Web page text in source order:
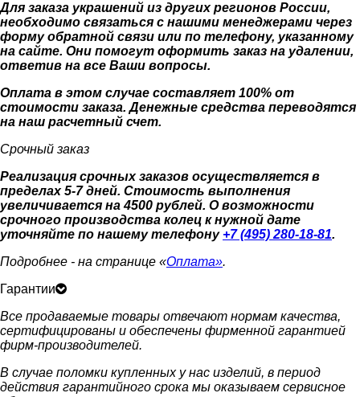
Для заказа украшений из других регионов России,
необходимо связаться с нашими менеджерами через
форму обратной связи или по телефону, указанному
на сайте. Они помогут оформить заказ на удалении,
ответив на все Ваши вопросы.
Оплата в этом случае составляет 100% от
стоимости заказа. Денежные средства переводятся
на наш расчетный счет.
Срочный заказ
Реализация срочных заказов осуществляется в
пределах 5-7 дней. Стоимость выполнения
увеличивается на 4500 рублей. О возможности
срочного производства колец к нужной дате
уточняйте по нашему телефону +7 (495) 280-18-81.
Подробнее - на странице «Оплата».
Гарантии
Все продаваемые товары отвечают нормам качества,
сертифицированы и обеспечены фирменной гарантией
фирм-производителей.
В случае поломки купленных у нас изделий, в период
действия гарантийного срока мы оказываем сервисное